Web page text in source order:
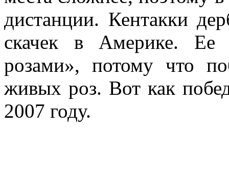
дистанции. Кентакки
скачек в Америке. Ее
розами», потому что
живых роз. Вот как
2007 году.